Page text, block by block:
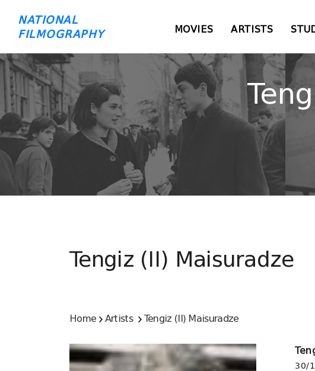
NATIONAL
FILMOGRAPHY
MOVIES ARTISTS
Tengiz (II) Maisuradze
Home Artists Tengiz (II) Maisuradze
30/